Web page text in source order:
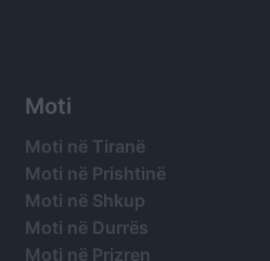
Moti
Moti në Tiranë
Moti në Prishtinë
Moti në Shkup
Moti në Durrës
Moti në Prizren